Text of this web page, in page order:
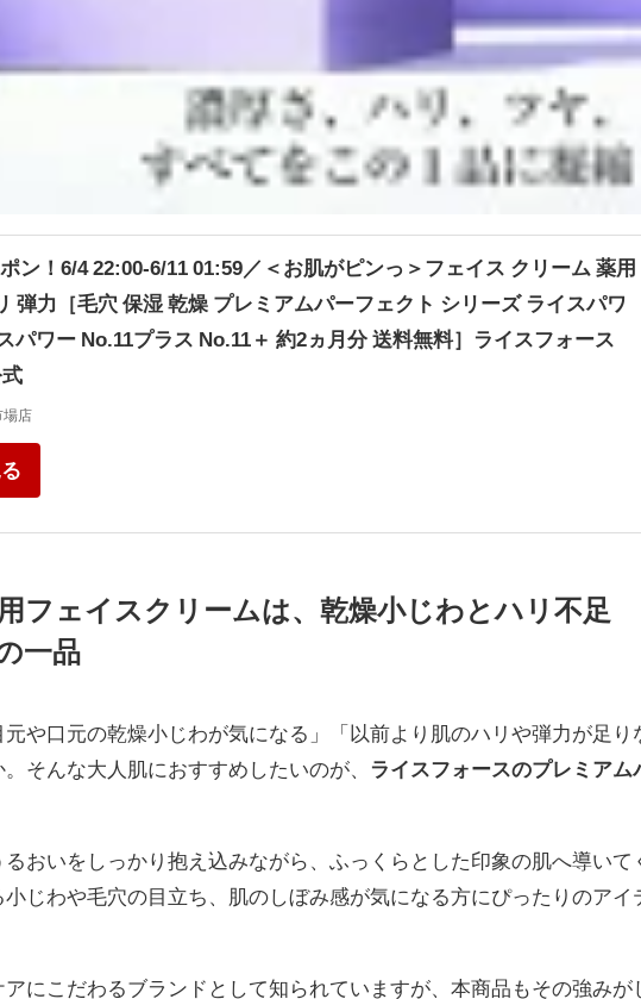
ン！6/4 22:00-6/11 01:59／＜お肌がピンっ＞フェイス クリーム 薬用
弾力［毛穴 保湿 乾燥 プレミアムパーフェクト シリーズ ライスパワ
パワー No.11プラス No.11＋ 約2ヵ月分 送料無料］ライスフォース
場店
フェイスクリームは、乾燥小じわとハリ不足
一品
や口元の乾燥小じわが気になる」「以前より肌のハリや弾力が足り
そんな大人肌におすすめしたいのが、 ライスフォースのプレミアム
るおいをしっかり抱え込みながら、ふっくらとした印象の肌へ導いて
じわや毛穴の目立ち、肌のしぼみ感が気になる方にぴったりのアイ
にこだわるブランドとして知られていますが、本商品もその強みが